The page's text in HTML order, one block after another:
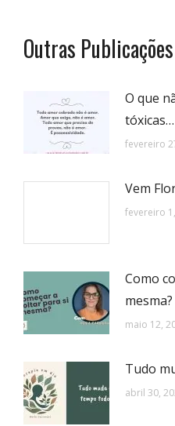
Outras Publicações
O que
tóxicas…
fevereiro
Vem
fevereiro
Como
mesma?
maio 12,
Tudo
abril 30,